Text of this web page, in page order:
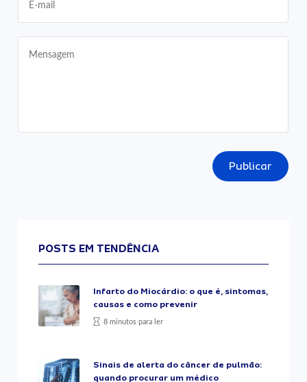
Publicar
POSTS EM TENDÊNCIA
Infarto do Miocárdio: o que é, sintomas,
causas e como prevenir
8 minutos para ler
Sinais de alerta do câncer de pulmão:
quando procurar um médico